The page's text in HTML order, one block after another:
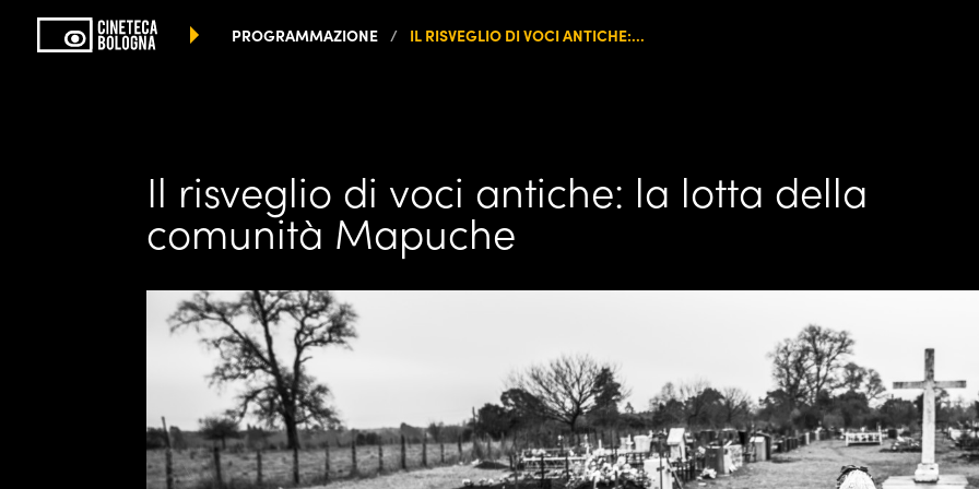
PROGRAMMAZIONE IL RISVEGLIO DI VOCI ANTICHE:...
Il risveglio di voci antiche: la lotta della
comunità Mapuche